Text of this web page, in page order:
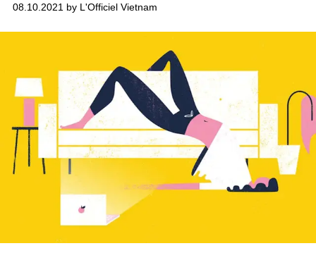
một tập ngoại truyện đầy bí ẩn. Lý do cho sức hút khó
cưỡng từ series Kingdom đến từ đâu?
08.10.2021 by L'Officiel Vietnam